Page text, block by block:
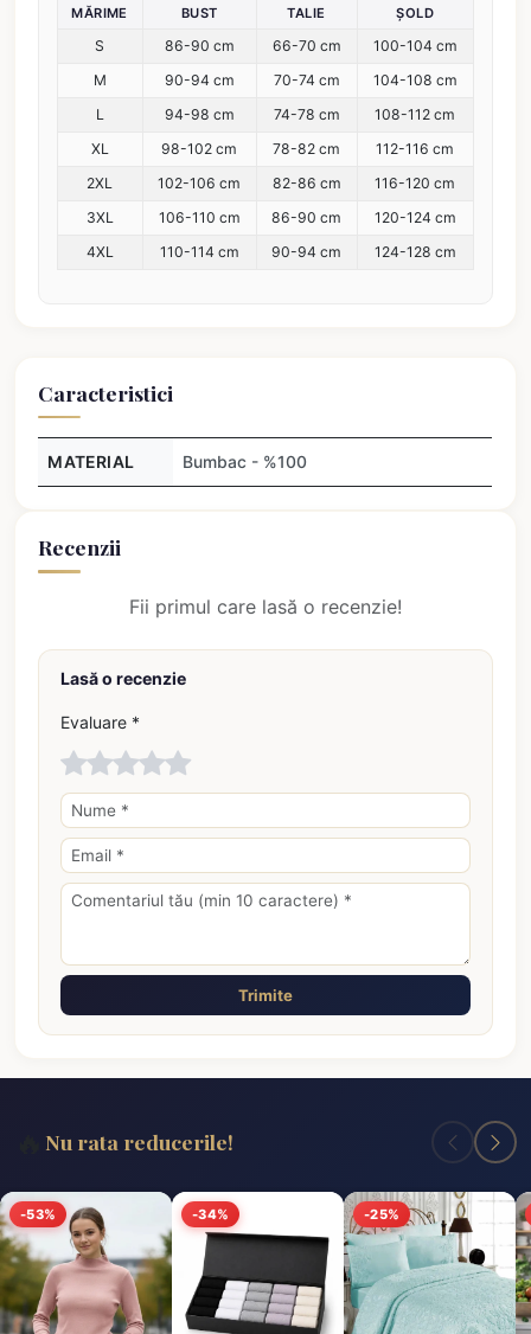
MĂRIME BUST TALIE ȘOLD
S 86-90 cm 66-70 cm
100-104 cm
M
90-94 cm 70-74 cm
104-108 cm
L
94-98 cm 74-78 cm
108-112 cm
XL
98-102 cm 78-82 cm
112-116 cm
2XL
102-106 cm 82-86 cm
116-120 cm
3XL
106-110 cm 86-90 cm
120-124 cm
4XL
110-114 cm 90-94 cm 124-128 cm
Caracteristici
MATERIAL Bumbac - %100
Recenzii
Fii primul care lasă o recenzie!
Lasă o recenzie
Evaluare *
Trimite
Nu rata reducerile!
-53% -34% -25%